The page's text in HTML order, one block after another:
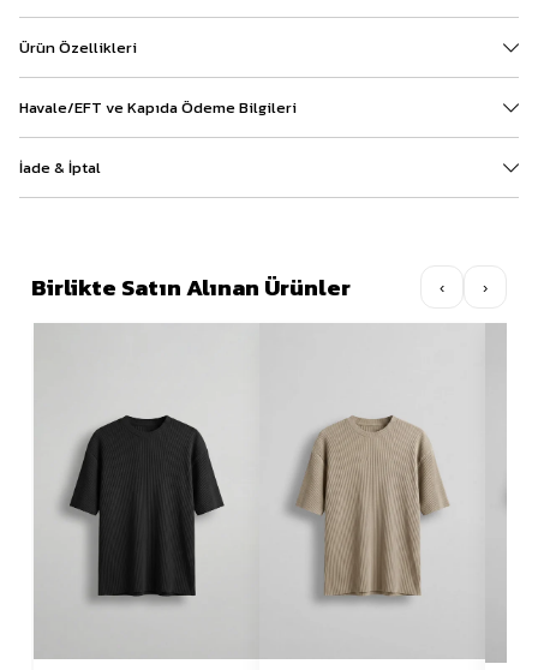
Ürün Özellikleri
Havale/EFT ve Kapıda Ödeme Bilgileri
İade & İptal
Birlikte Satın Alınan Ürünler ‹ ›